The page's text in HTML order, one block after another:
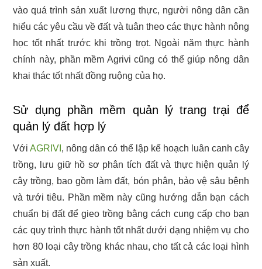
vào quá trình sản xuất lương thực, người nông dân cần
hiểu các yêu cầu về đất và tuân theo các thực hành nông
học tốt nhất trước khi trồng trọt. Ngoài năm thực hành
chính này, phần mềm Agrivi cũng có thể giúp nông dân
khai thác tốt nhất đồng ruộng của họ.
Sử dụng phần mềm quản lý trang trại để
quản lý đất hợp lý
VớiAGRIVI , nông dân có thể lập kế hoạch luân canh cây
trồng, lưu giữ hồ sơ phân tích đất và thực hiện quản lý
cây trồng, bao gồm làm đất, bón phân, bảo vệ sâu bệnh
và tưới tiêu. Phần mềm này cũng hướng dẫn bạn cách
chuẩn bị đất để gieo trồng bằng cách cung cấp cho bạn
các quy trình thực hành tốt nhất dưới dạng nhiệm vụ cho
hơn 80 loại cây trồng khác nhau, cho tất cả các loại hình
sản xuất.